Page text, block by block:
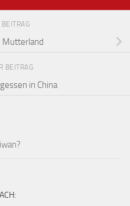
Mutterland
BEITRAG
in China